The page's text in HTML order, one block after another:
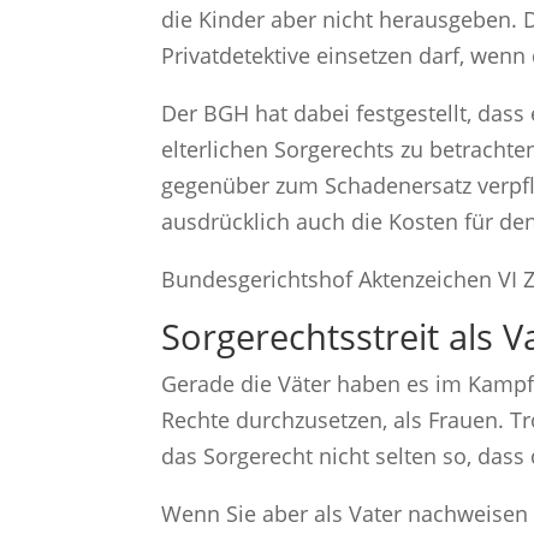
die Kinder aber nicht herausgeben.
Privatdetektive einsetzen darf,
Der BGH hat dabei festgestellt,
elterlichen Sorgerechts zu
gegenüber zum Schadenersatz
ausdrücklich auch die Kosten für
Bundesgerichtshof Aktenzeichen VI
Sorgerechtsstreit als
Gerade die Väter haben es im
Rechte durchzusetzen, als Frauen.
das Sorgerecht nicht selten so,
Wenn Sie aber als Vater